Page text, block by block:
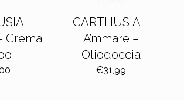
–
Crema
CARTHUSIA –
A’mmare –
Oliodoccia
€31,99